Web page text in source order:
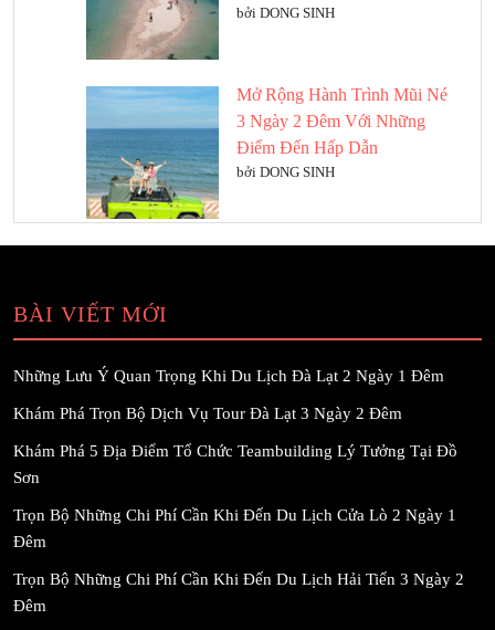
bởi DONG SINH
Mở Rộng Hành Trình Mũi Né
3 Ngày 2 Đêm Với Những
Điểm Đến Hấp Dẫn
bởi DONG SINH
BÀI VIẾT MỚI
Những Lưu Ý Quan Trọng Khi Du Lịch Đà Lạt 2 Ngày 1 Đêm
Khám Phá Trọn Bộ Dịch Vụ Tour Đà Lạt 3 Ngày 2 Đêm
Khám Phá 5 Địa Điểm Tổ Chức Teambuilding Lý Tưởng Tại Đồ
Sơn
Trọn Bộ Những Chi Phí Cần Khi Đến Du Lịch Cửa Lò 2 Ngày 1
Đêm
Trọn Bộ Những Chi Phí Cần Khi Đến Du Lịch Hải Tiến 3 Ngày 2
Đêm